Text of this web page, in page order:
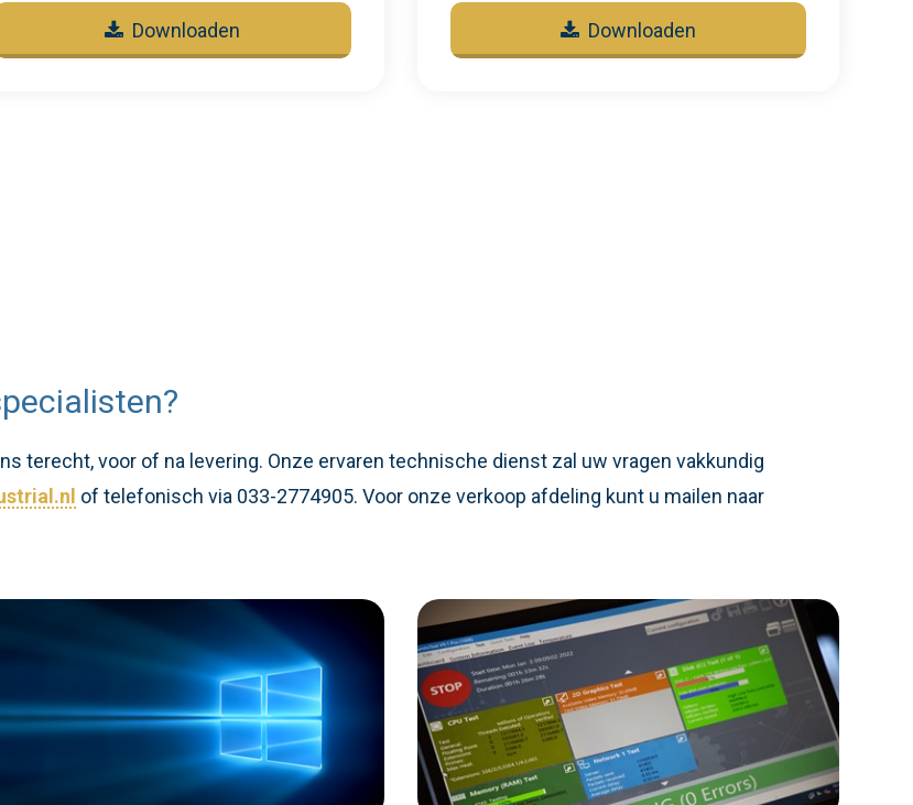
Downloaden Downloaden
terecht, voor of na levering. Onze ervaren technische dienst zal uw vragen vakkundig
of telefonisch via 033-2774905. Voor onze verkoop afdeling kunt u mailen naar